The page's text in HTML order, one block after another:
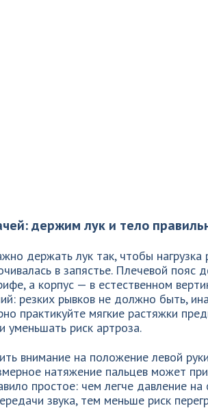
держим лук и тело
держать лук так, чтобы нагрузка
в запястье. Плечевой пояс
а корпус — в естественном
резких рывков не должно быть,
практикуйте мягкие растяжки
уменьшать риск артроза.
внимание на положение левой
натяжение пальцев может
простое: чем легче давление
звука, тем меньше риск